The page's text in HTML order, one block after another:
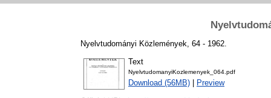
Nyelvtudományi Közlemények, 64 - 1962.
Text
NyelvtudomanyiKozlemenyek_064.pdf
Download (56MB) Preview